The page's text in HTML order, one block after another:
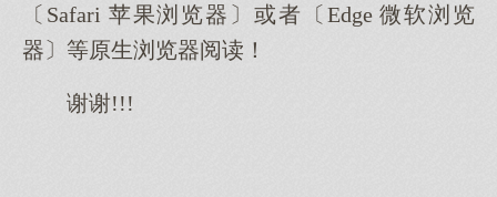
〔Safari 苹果浏览器〕或者〔Edge 微软浏览
器〕等原生浏览器阅读！
谢谢!!!